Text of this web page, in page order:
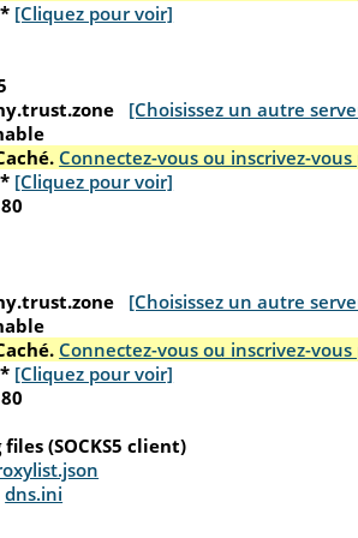
[Cliquez pour voir]
[Choisissez un autre
Connectez-vous ou inscrivez-
[Cliquez pour voir]
[Choisissez un autre
Connectez-vous ou inscrivez-
[Cliquez pour voir]
(SOCKS5 client)
dns.ini